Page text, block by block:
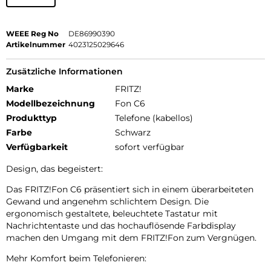
WEEE Reg No
DE86990390
Artikelnummer 4023125029646
Zusätzliche Informationen
Marke
FRITZ!
Modellbezeichnung
Fon C6
Produkttyp
Telefone (kabellos)
Farbe
Schwarz
Verfügbarkeit
sofort verfügbar
Design, das begeistert:
Das FRITZ!Fon C6 präsentiert sich in einem überarbeiteten
Gewand und angenehm schlichtem Design. Die
ergonomisch gestaltete, beleuchtete Tastatur mit
Nachrichtentaste und das hochauflösende Farbdisplay
machen den Umgang mit dem FRITZ!Fon zum Vergnügen.
Mehr Komfort beim Telefonieren: